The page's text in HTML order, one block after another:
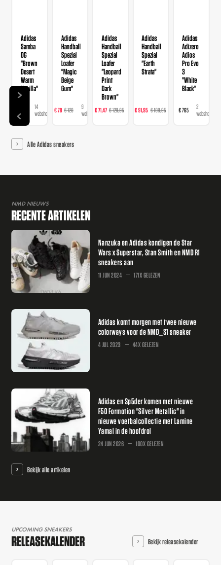
Adidas
Samba
OG
"Brown
Desert
Warm
Vanilla"
14
webshops
Adidas
Handball
Spezial
Loafer
"Magic
Beige
Gum"
€ 78 € 120
9
webshops
Adidas
Handball
Spezial
Loafer
"Leopard
Print
Dark
Brown"
€ 71,47 € 129,95
webshops
Adidas
Handball
Spezial
"Earth
Strata"
€ 91,95 € 109,95
webshops
Adidas
Adizero
Adios
Pro Evo
3
"White
Black"
€ 765
2
webshops
Alle Adidas sneakers
NMD NIEUWS
RECENTE ARTIKELEN
Nanzuka en Adidas kondigen de Star
Wars x Superstar, Stan Smith en NMD R1
sneakers aan
11 JUN 2024 171X GELEZEN
Adidas komt morgen met twee nieuwe
colorways voor de NMD_S1 sneaker
4 JUL 2023 44X GELEZEN
Adidas en Sp5der komen met nieuwe
F50 Formotion "Silver Metallic" in
nieuwe voetbalcollectie met Lamine
Yamal in de hoofdrol
24 JUN 2026 100X GELEZEN
Bekijk alle artikelen
UPCOMING SNEAKERS
RELEASEKALENDER Bekijk releasekalender